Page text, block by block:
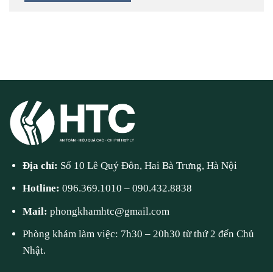
Địa chỉ: Số 10 Lê Quý Đôn, Hai Bà Trưng, Hà Nội
Hotline:096.369.1010 –090.432.8838
Mail:phongkhamhtc@gmail.com
Phòng khám làm việc: 7h30 – 20h30 từ thứ 2 đến Chủ
Nhật.